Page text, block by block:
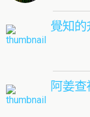
覺知
阿姜